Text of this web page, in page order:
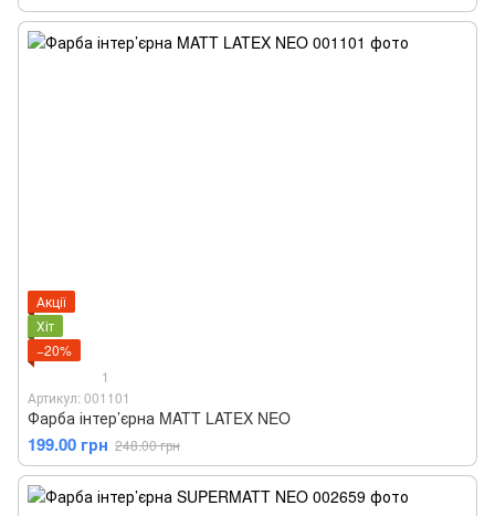
Акції
Хіт
−20%
1
Артикул: 001101
Фарба інтер’єрна MATT LATEX NEO
199.00 грн 248.00 грн